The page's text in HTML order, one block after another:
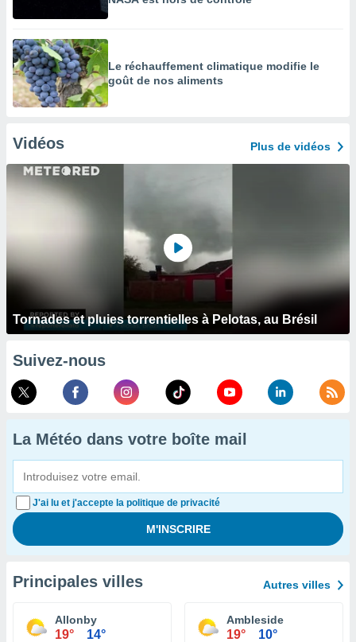
Le réchauffement climatique modifie le
goût de nos aliments
Vidéos Plus de vidéos
Tornades et pluies torrentielles à Pelotas, au Brésil
Suivez-nous
La Météo dans votre boîte mail
J'ai lu et j'accepte la politique de privacité
Principales villes Autres villes
Allonby
19° 14°
Ambleside
19° 10°